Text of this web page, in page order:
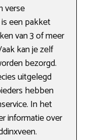
verse
een pakket
van 3 of meer
kan je zelf
bezorgd.
uitgelegd
hebben
In het
informatie over